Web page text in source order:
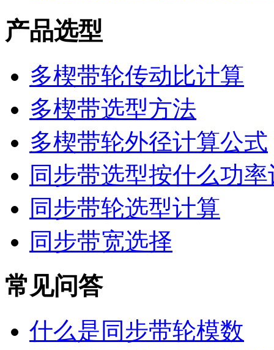
产品选型
多楔带轮传动比计算
多楔带选型方法
多楔带轮外径计算公式
同步带选型按什么功率
同步带轮选型计算
同步带宽选择
常见问答
什么是同步带轮模数